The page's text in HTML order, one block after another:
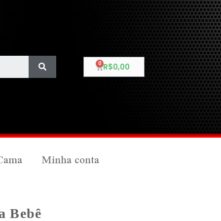
R$0,00
Minha conta
Bebê